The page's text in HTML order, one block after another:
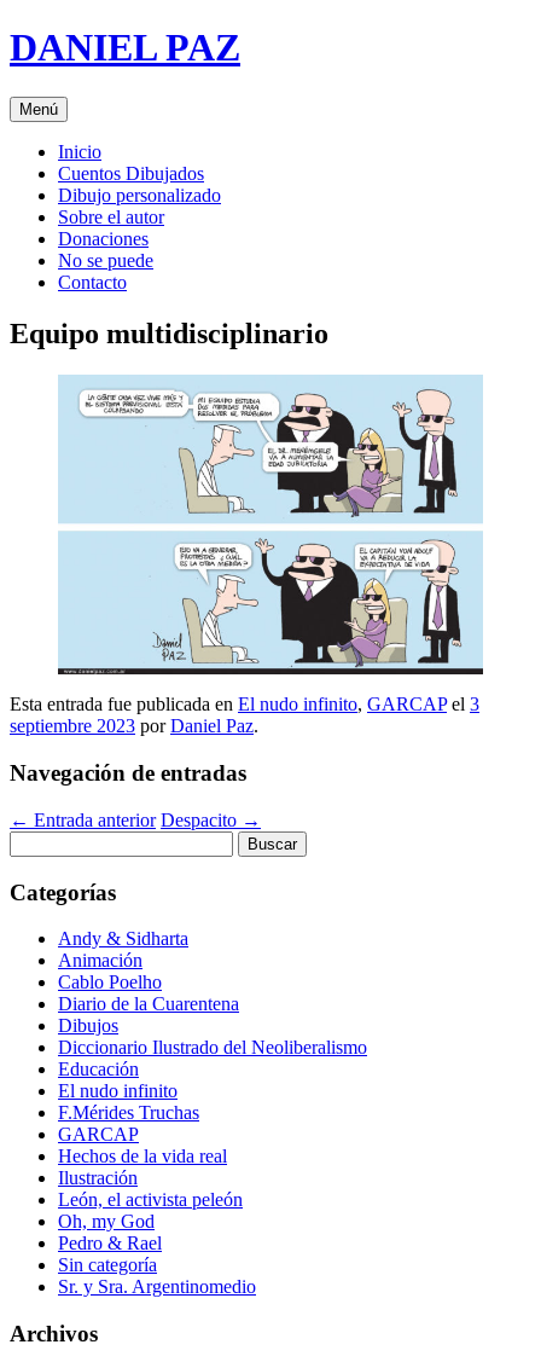
Saltar
al
DANIEL PAZ
Menú
Inicio
Cuentos Dibujados
Dibujo personalizado
Sobre el autor
Donaciones
No se puede
Contacto
Equipo multidisciplinario
Esta entrada fue publicada en El nudo infinito, GARCAPel 3
septiembre 2023 porDaniel Paz.
Navegación de entradas
← Entrada anterior Despacito →
Categorías
Andy & Sidharta
Animación
Cablo Poelho
Diario de la Cuarentena
Dibujos
Diccionario Ilustrado del Neoliberalismo
Educación
El nudo infinito
F.Mérides Truchas
GARCAP
Hechos de la vida real
Ilustración
León, el activista peleón
Oh, my God
Pedro & Rael
Sin categoría
Sr. y Sra. Argentinomedio
Archivos